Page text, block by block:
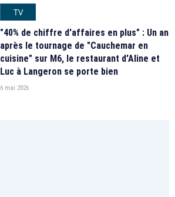
TV
"40% de chiffre d'affaires en plus" : Un an
après le tournage de "Cauchemar en
cuisine" sur M6, le restaurant d'Aline et
Luc à Langeron se porte bien
6 mai 2026